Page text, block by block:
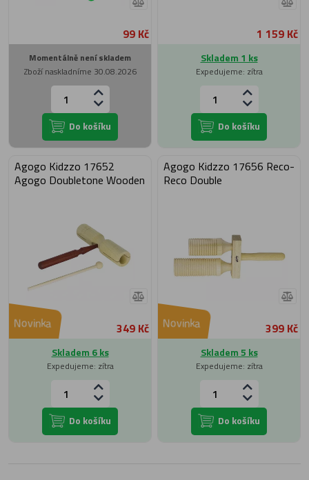
99 Kč
Momentálně není skladem
Zboží naskladníme 30.08.2026
Do košíku
1 159 Kč
Skladem 1 ks
Expedujeme: zítra
Do košíku
Agogo Kidzzo 17652
Agogo Doubletone Wooden
Novinka 349 Kč
Skladem 6 ks
Expedujeme: zítra
Do košíku
Agogo Kidzzo 17656 Reco-
Reco Double
Novinka 399 Kč
Skladem 5 ks
Expedujeme: zítra
Do košíku